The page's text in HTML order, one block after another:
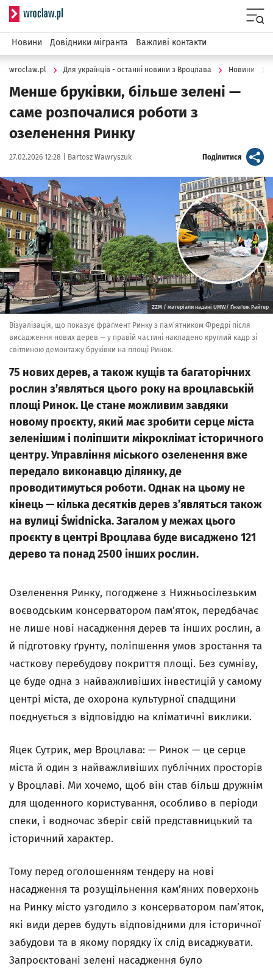
Serwis informacyjny wroclaw.pl
Новини Довідники мігранта Важливі контакти
wroclaw.pl Для українців - останні новини з Вроцлава Новини
Менше бруківки, більше зелені —
саме розпочалися роботи з
озеленення Ринку
Data publikacji:
27.02.2026 12:28 | Autor:
Bartosz Wawryszuk Поділитися artykuł
Kliknij, aby powiększyć
ZZM / матеріали надані UMW/ Ґжеґож Райтер
Візуалізація, що показує фрагмент Ринку з пам’ятником Фредрі після
висадження нових дерев — у правій частині накладено круглий кадр зі
світлиною демонтажу бруківки на площі Ринок.
75 нових дерев, а також кущів та багаторічних
рослин з’являться цього року на вроцлавській
площі Ринок. Це стане можливим завдяки
новому проєкту, який має зробити серце міста
зеленішим і поліпшити мікроклімат історичного
центру. Управління міського озеленення вже
передало виконавцю ділянку, де
проводитимуться роботи. Однак на цьому не
кінець — кілька десятків дерев з’являться також
на вулиці Świdnicka. Загалом у межах цього
проєкту в центрі Вроцлава буде висаджено 121
дерево та понад 2500 інших рослин.
Озеленення Ринку, погоджене з Нижньосілезьким
воєводським консерватором пам’яток, передбачає
не лише нові насадження дерев та інших рослин, а
й підготовку ґрунту, поліпшення умов зростання та
часткову перебудову покриття площі. Без сумніву,
це буде одна з найважливіших інвестицій у самому
центрі міста, де охорона культурної спадщини
поєднується з відповіддю на кліматичні виклики.
Яцек Сутрик, мер Вроцлава: — Ринок — це серце
міста й один з найважливіших публічних просторів
у Вроцлаві. Ми хочемо, щоб він став більш дружнім
для щоденного користування, особливо в періоди
спеки, і водночас зберіг свій представницький та
історичний характер.
Тому перед оголошенням тендеру на нові
насадження та розущільнення кам’яних поверхонь
на Ринку місто узгодило з консерватором пам’яток,
які види дерев будуть відповідними для історичної
забудови та в якому порядку їх слід висаджувати.
Запроєктовані зелені насадження було